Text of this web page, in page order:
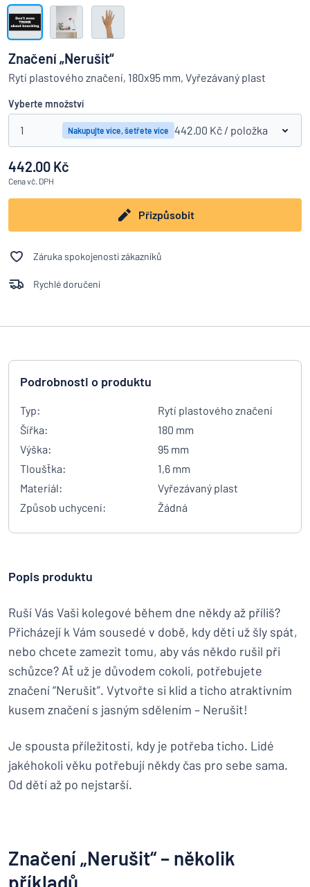
Nenacházíte, co hledáte? Začněte navrhovat
Zobrazit všechny kategorie
Vyžádat
nabídku
Přihlášení
Služby
zákazníkům
Jednotlivec / Podnik
Značení „Nerušit“
Rytí plastového značení, 180x95 mm, Vyřezávaný plast
Vyberte množství
1 Nakupujte více, šetřete více 442.00 Kč / položka
442.00 Kč
Cenavč. DPH
Přizpůsobit
Záruka spokojenosti zákazníků
Rychlé doručení
Podrobnosti o produktu
Typ:
Rytí plastového značení
Šířka:
180 mm
Výška:
95 mm
Tloušťka:
1,6 mm
Materiál:
Vyřezávaný plast
Způsob uchycení:
Žádná
Popis produktu
Ruší Vás Vaši kolegové během dne někdy až příliš?
Přicházejí k Vám sousedé v době, kdy děti už šly spát,
nebo chcete zamezit tomu, aby vás někdo rušil při
schůzce? Ať už je důvodem cokoli, potřebujete
značení “Nerušit”. Vytvořte si klid a ticho atraktivním
kusem značení s jasným sdělením – Nerušit!
Je spousta příležitostí, kdy je potřeba ticho. Lidé
jakéhokoli věku potřebují někdy čas pro sebe sama.
Od dětí až po nejstarší.
Značení „Nerušit“ – několik
příkladů